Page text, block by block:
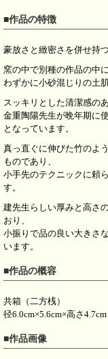
■作品の特徴
豪放さと緻密さを併せ持
窯の中で別種の作品の中
わずかに小砂混じりの土
スッキリとした清潔感の
金重陶陽先生が晩年期に
となっています。
真っ直ぐに伸びた竹のよ
ものであり、
小手先のテクニックに頼
す。
建先生らしい厚みと高さ
おり、
小振りで品の良い大きさ
います。
■作品の概容
共箱（二方桟）
径6.0cm×5.6cm×高さ4.7cm
■作品画像